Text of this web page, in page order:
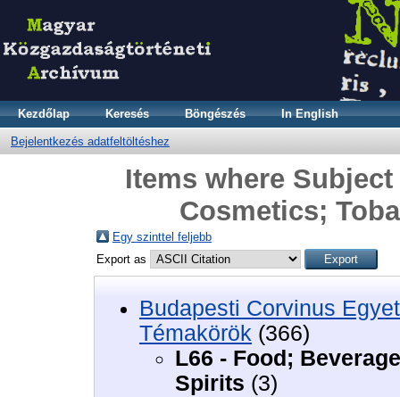
Kezdőlap Keresés Böngészés In English
Bejelentkezés adatfeltöltéshez
Items where
Cosmetics;
Egy szinttel feljebb
Export as
Budapesti Corvinus
Témakörök (366)
L66 - Food;
Spirits (3)